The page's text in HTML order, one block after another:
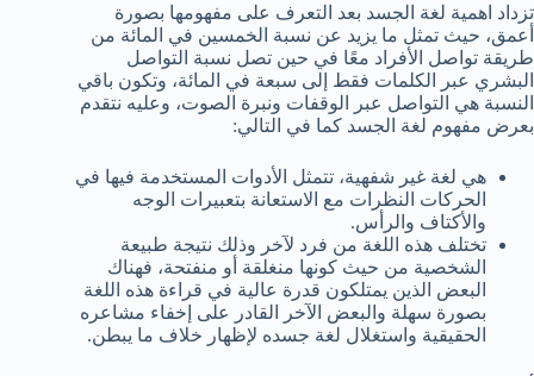
تزداد اهمية لغة الجسد بعد التعرف على مفهومها بصورة
أعمق، حيث تمثل ما يزيد عن نسبة الخمسين في المائة من
طريقة تواصل الأفراد معًا في حين تصل نسبة التواصل
البشري عبر الكلمات فقط إلى سبعة في المائة، وتكون باقي
النسبة هي التواصل عبر الوقفات ونبرة الصوت، وعليه نتقدم
بعرض مفهوم لغة الجسد كما في التالي:
هي لغة غير شفهية، تتمثل الأدوات المستخدمة فيها في
الحركات النظرات مع الاستعانة بتعبيرات الوجه
والأكتاف والرأس.
تختلف هذه اللغة من فرد لآخر وذلك نتيجة طبيعة
الشخصية من حيث كونها منغلقة أو منفتحة، فهناك
البعض الذين يمتلكون قدرة عالية في قراءة هذه اللغة
بصورة سهلة والبعض الآخر القادر على إخفاء مشاعره
الحقيقية واستغلال لغة جسده لإظهار خلاف ما يبطن.